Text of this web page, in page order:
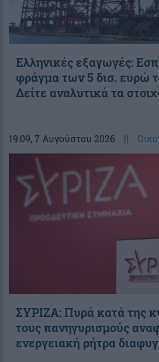
Ελληνικές εξαγωγές:
φράγμα των 5 δισ. ευρώ
Δείτε αναλυτικά τα
19:09, 7 Αυγούστου 2026 ||
ΣΥΡΙΖΑ: Πυρά κατά της
τους πανηγυρισμούς
ενεργειακή ρήτρα